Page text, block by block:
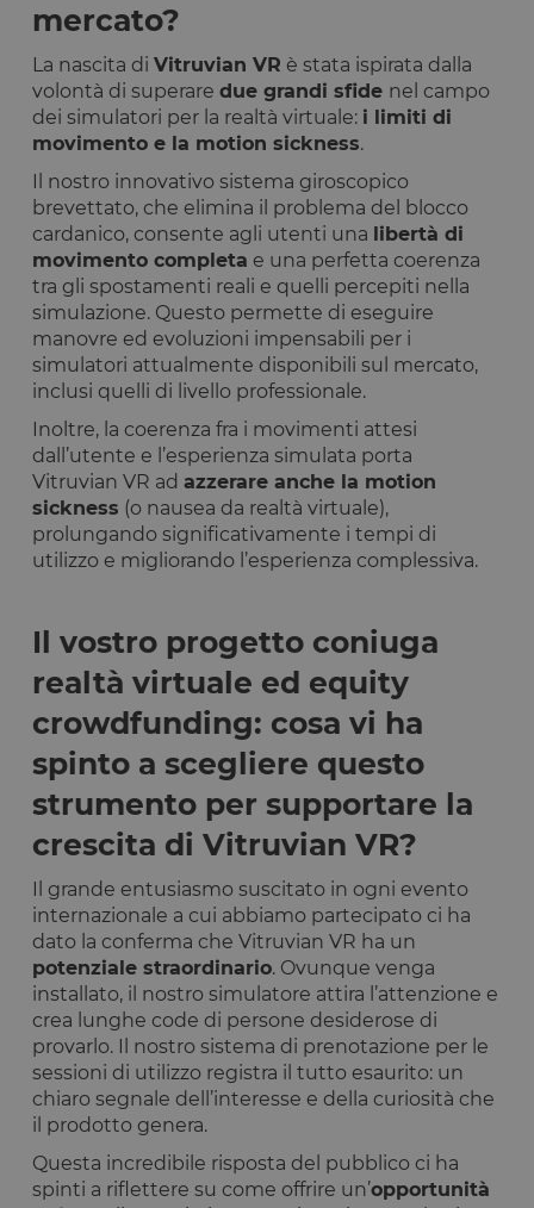
mercato?
La nascita di Vitruvian VR è stata ispirata dalla
volontà di superare due grandi sfide nel campo
dei simulatori per la realtà virtuale: i limiti di
movimento e la motion sickness.
Il nostro innovativo sistema giroscopico
brevettato, che elimina il problema del blocco
cardanico, consente agli utenti una libertà di
movimento completa e una perfetta coerenza
tra gli spostamenti reali e quelli percepiti nella
simulazione. Questo permette di eseguire
manovre ed evoluzioni impensabili per i
simulatori attualmente disponibili sul mercato,
inclusi quelli di livello professionale.
Inoltre, la coerenza fra i movimenti attesi
dall’utente e l’esperienza simulata porta
Vitruvian VR ad azzerare anche la motion
sickness (o nausea da realtà virtuale),
prolungando significativamente i tempi di
utilizzo e migliorando l’esperienza complessiva.
Il vostro progetto coniuga
realtà virtuale ed equity
crowdfunding: cosa vi ha
spinto a scegliere questo
strumento per supportare la
crescita di Vitruvian VR?
Il grande entusiasmo suscitato in ogni evento
internazionale a cui abbiamo partecipato ci ha
dato la conferma che Vitruvian VR ha un
potenziale straordinario. Ovunque venga
installato, il nostro simulatore attira l’attenzione e
crea lunghe code di persone desiderose di
provarlo. Il nostro sistema di prenotazione per le
sessioni di utilizzo registra il tutto esaurito: un
chiaro segnale dell’interesse e della curiosità che
il prodotto genera.
Questa incredibile risposta del pubblico ci ha
spinti a riflettere su come offrire un’opportunità